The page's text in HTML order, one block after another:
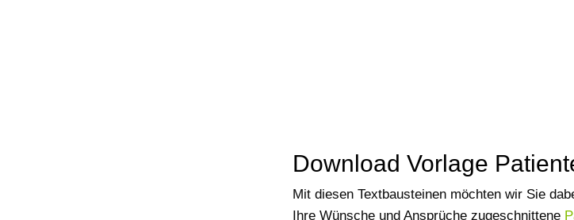
Download Vorlage
Mit diesen Textbausteinen möchten wir Sie
Ihre Wünsche und Ansprüche zugeschnittene